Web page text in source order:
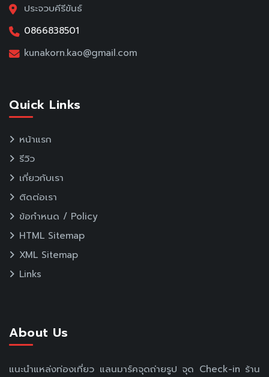
ประจวบคีรีขันธ์
0866838501
kunakorn.kao@gmail.com
Quick Links
หน้าแรก
รีวิว
เกี่ยวกับเรา
ติดต่อเรา
ข้อกำหนด / Policy
HTML Sitemap
XML Sitemap
Links
About Us
แนะนำแหล่งท่องเที่ยว แลนมาร์คจุดถ่ายรูป จุด Check-in ร้าน